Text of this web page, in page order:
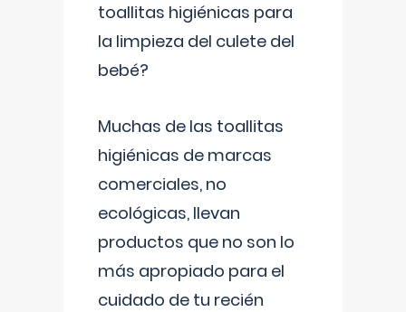
toallitas higiénicas para
la limpieza del culete del
bebé?
Muchas de las toallitas
higiénicas de marcas
comerciales, no
ecológicas, llevan
productos que no son lo
más apropiado para el
cuidado de tu recién